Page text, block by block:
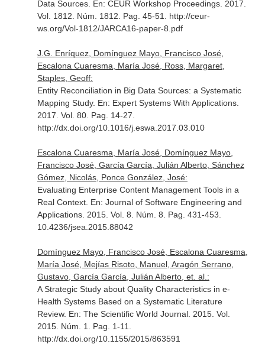
Data Sources. En: CEUR Workshop Proceedings. 2017.
Vol. 1812. Núm. 1812. Pag. 45-51. http://ceur-
ws.org/Vol-1812/JARCA16-paper-8.pdf
J.G. Enríquez, Domínguez Mayo, Francisco José,
Escalona Cuaresma, María José, Ross, Margaret,
Staples, Geoff:
Entity Reconciliation in Big Data Sources: a Systematic
Mapping Study. En: Expert Systems With Applications.
2017. Vol. 80. Pag. 14-27.
http://dx.doi.org/10.1016/j.eswa.2017.03.010
Escalona Cuaresma, María José, Domínguez Mayo,
Francisco José, García García, Julián Alberto, Sánchez
Gómez, Nicolás, Ponce González, José:
Evaluating Enterprise Content Management Tools in a
Real Context. En: Journal of Software Engineering and
Applications. 2015. Vol. 8. Núm. 8. Pag. 431-453.
10.4236/jsea.2015.88042
Domínguez Mayo, Francisco José, Escalona Cuaresma,
María José, Mejías Risoto, Manuel, Aragón Serrano,
Gustavo, García García, Julián Alberto, et. al.:
A Strategic Study about Quality Characteristics in e-
Health Systems Based on a Systematic Literature
Review. En: The Scientific World Journal. 2015. Vol.
2015. Núm. 1. Pag. 1-11.
http://dx.doi.org/10.1155/2015/863591